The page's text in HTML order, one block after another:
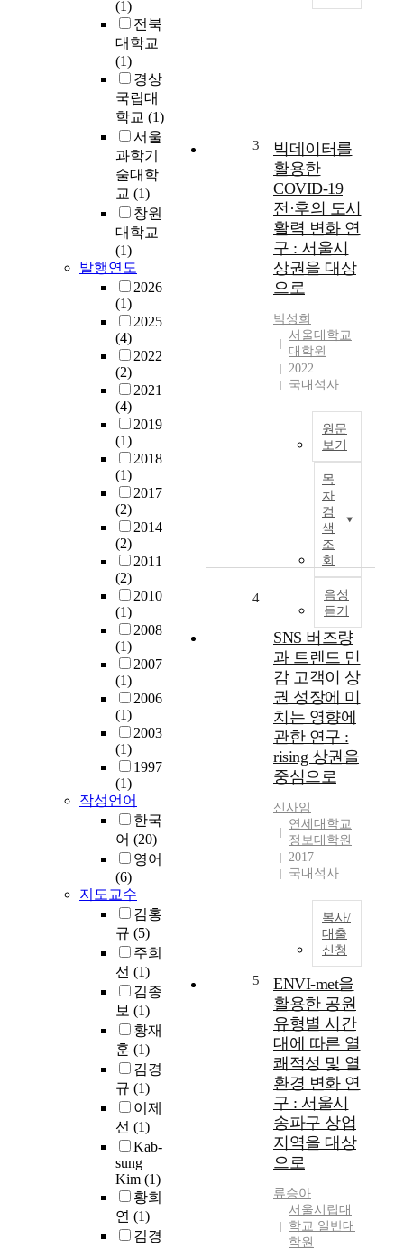
(1)
전북
대학교
(1)
경상
국립대
학교 (1)
서울
과학기
술대학
교 (1)
창원
대학교
(1)
발행연도
2026
(1)
2025
(4)
2022
(2)
2021
(4)
2019
(1)
2018
(1)
2017
(2)
2014
(2)
2011
(2)
2010
(1)
2008
(1)
2007
(1)
2006
(1)
2003
(1)
1997
(1)
작성언어
한국
어 (20)
영어
(6)
지도교수
김홍
규 (5)
주희
선 (1)
김종
보 (1)
황재
훈 (1)
김경
규 (1)
이제
선 (1)
Kab-
sung
Kim (1)
황희
연 (1)
김경
별
저
한
3
빅데이터를
활용한
COVID-19
전·후의 도시
활력 변화 연
구 : 서울시
상권을 대상
으로
박성희
서울대학교
대학원
2022
국내석사
원문
보기
목
차
검
색
조
회
음성
듣기
h
4
SNS 버즈량
과 트렌드 민
감 고객이 상
권 성장에 미
치는 영향에
관한 연구 :
rising 상권을
중심으로
신사임
연세대학교
정보대학원
2017
국내석사
복사/
대출
신청
5
ENVI-met을
활용한 공원
유형별 시간
대에 따른 열
쾌적성 및 열
환경 변화 연
구 : 서울시
송파구 상업
지역을 대상
으로
류승아
서울시립대
학교 일반대
학원